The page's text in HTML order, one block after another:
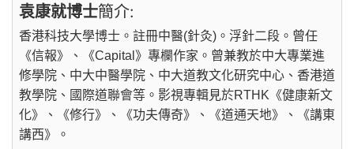
袁康就博士簡介:
香港科技大學博士。註冊中醫(針灸)。浮針二段。曾任
《信報》、《Capital》專欄作家。曾兼教於中大專業進
修學院、中大中醫學院、中大道教文化研究中心、香港道
教學院、國際道聯會等。影視專輯見於RTHK《健康新文
化》、《修行》、《功夫傳奇》、《道通天地》、《講東
講西》。